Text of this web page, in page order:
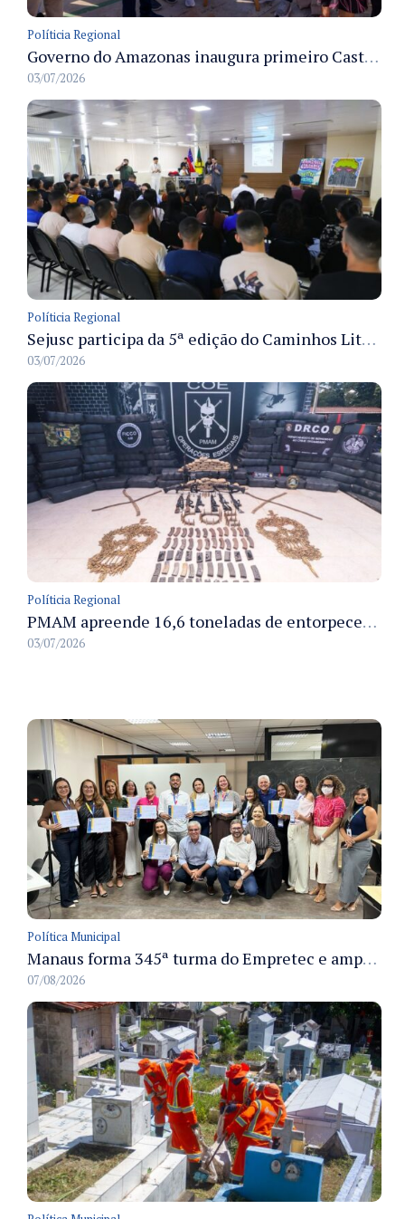
Políticia Regional
Governo do Amazonas inaugura primeiro Castramóvel Fluvial para atendimento veterinário às comunidades ribeirinhas e castração gratuita
03/07/2026
Políticia Regional
Sejusc participa da 5ª edição do Caminhos Literários com foco na cultura hip-hop nas unidades socioeducativas
03/07/2026
Políticia Regional
PMAM apreende 16,6 toneladas de entorpecentes e registra aumento nas prisões em flagrante e nas capturas de foragidos no primeiro semestre de 2026
03/07/2026
Política Municipal
Manaus forma 345ª turma do Empretec e amplia qualificação de empreendedores na cidade
07/08/2026